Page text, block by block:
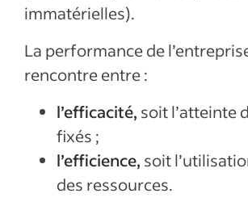
immatérielles).
La performance de
rencontre entre :
l’efficacité, soit l’atteinte
fixés ;
l’efficience, soit
des ressources.